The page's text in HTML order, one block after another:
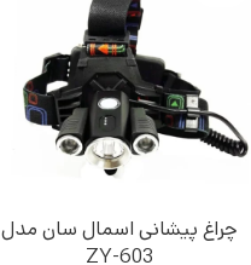
چراغ پیشانی اسمال سان مدل
ZY-603